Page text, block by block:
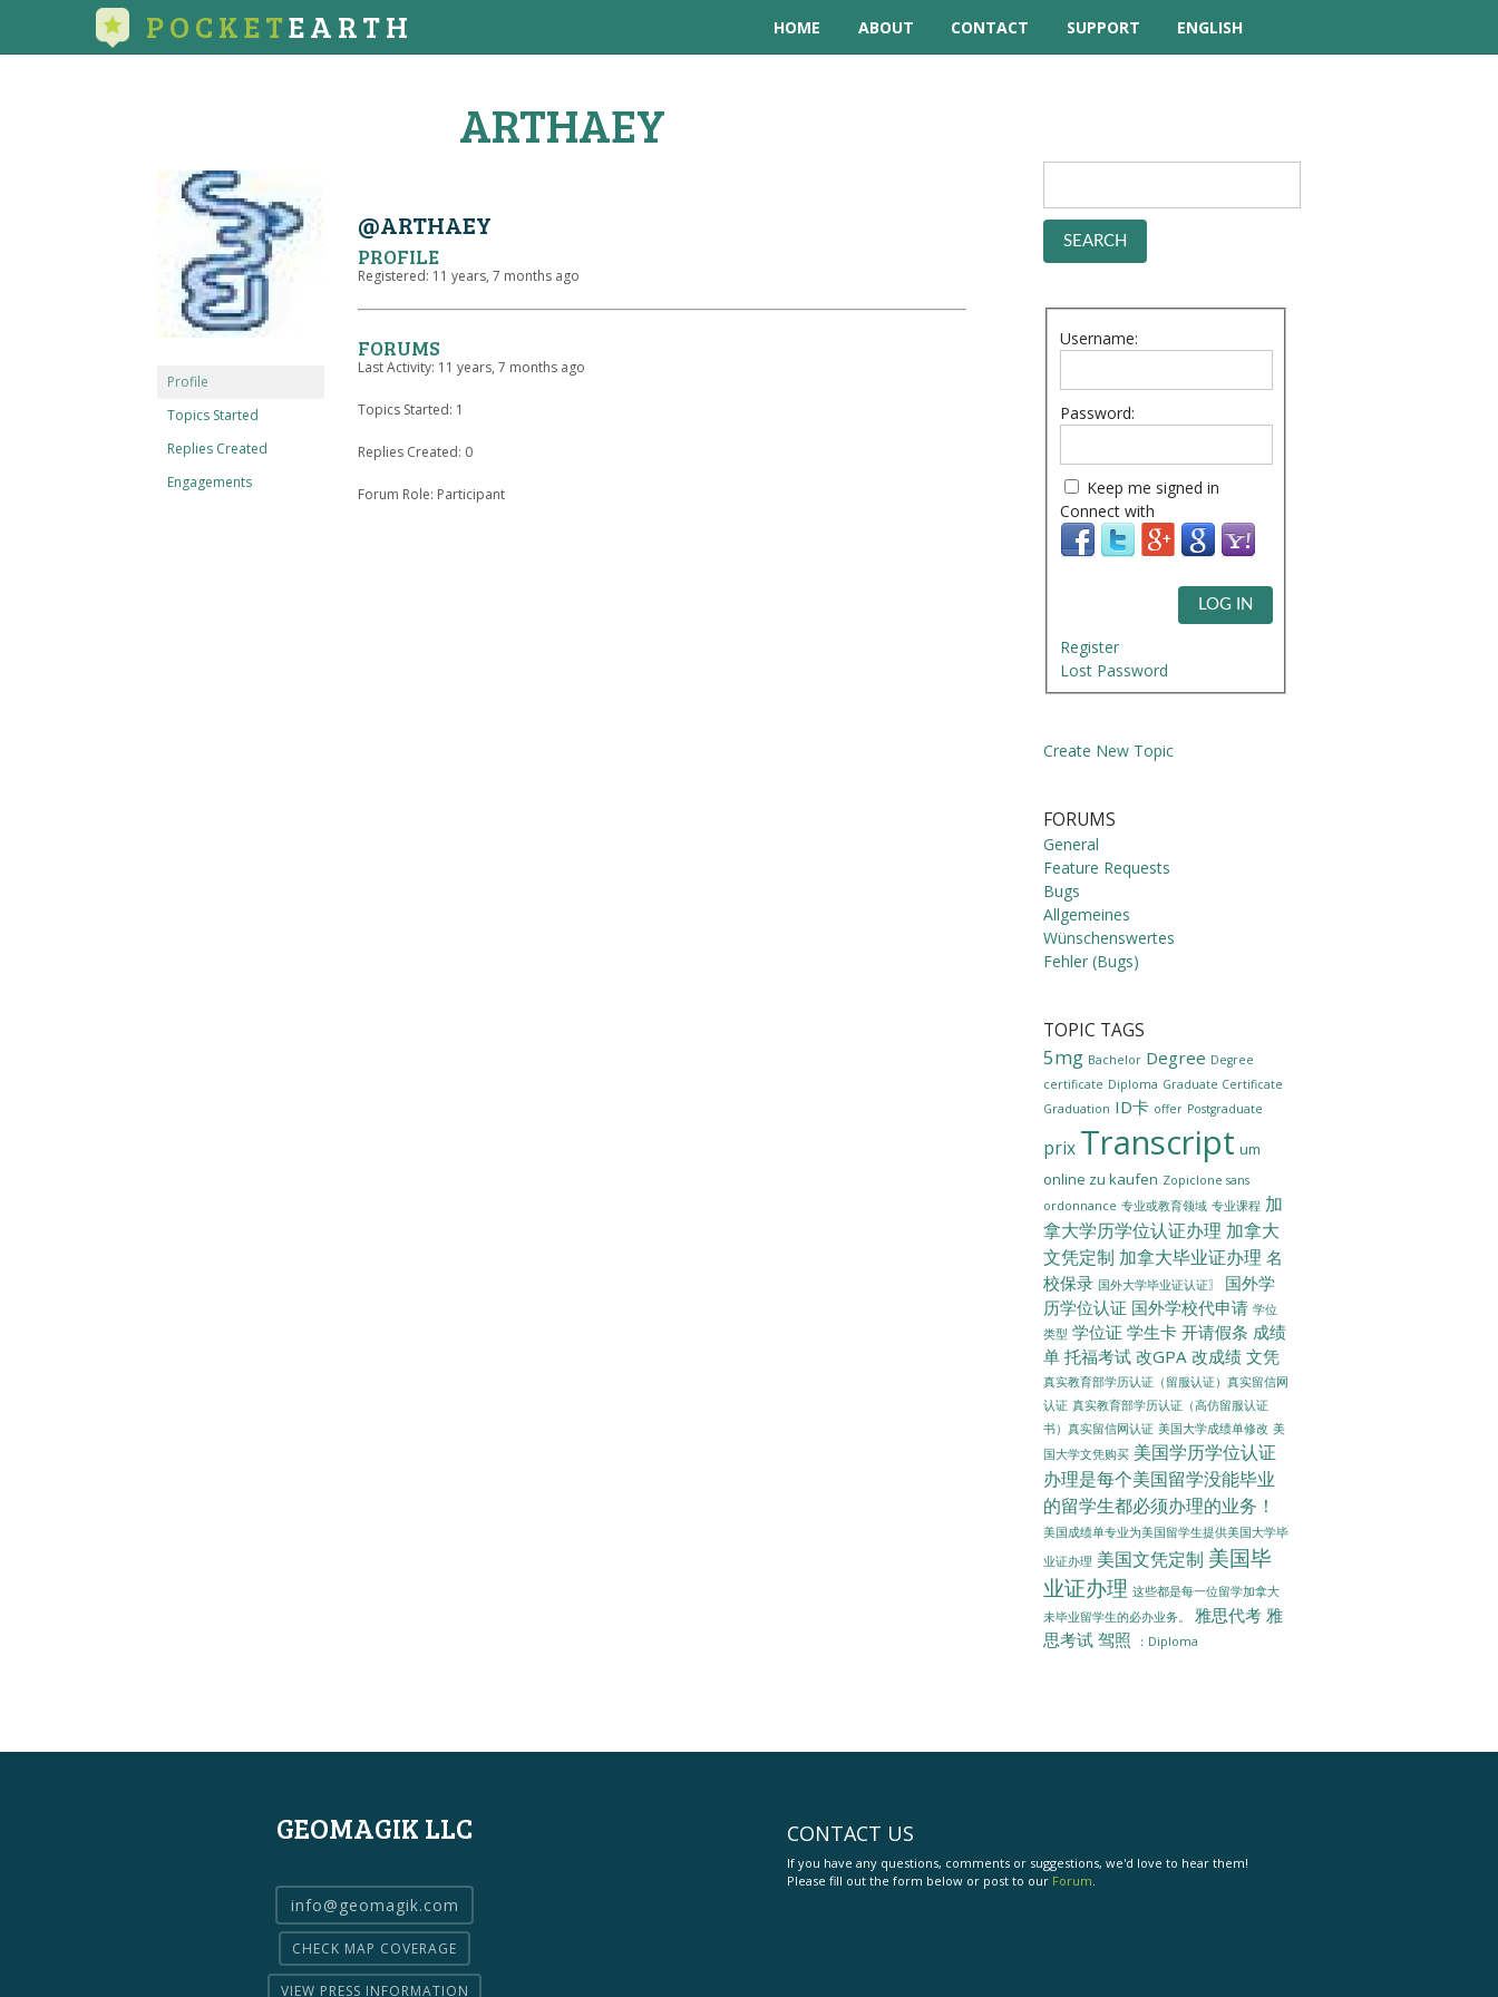
POCKETEARTH HOME ABOUT CONTACT
SUPPORT
TUTORIAL VIDEOS
QUESTIONS
FORUM
ENGLISH
SPANISH
ARTHAEY
Profile
Topics Started
Replies Created
Engagements
@ARTHAEY
PROFILE
Registered: 11 years, 7 months ago
FORUMS
Last Activity: 11 years, 7 months ago
Topics Started: 1
Replies Created: 0
Forum Role: Participant
Username:
Password:
Keep me signed in
Connect with
LOG IN
Register
Lost Password
Create New Topic
FORUMS
General
Feature Requests
Bugs
Allgemeines
Wünschenswertes
Fehler (Bugs)
TOPIC TAGS
5mg Bachelor Degree Degree
certificate Diploma Graduate Certificate
Graduation ID卡 offer Postgraduate
prix Transcript um
online zu kaufen Zopiclone sans
ordonnance 专业或教育领域 专业课程 加
拿大学历学位认证办理 加拿大
文凭定制 加拿大毕业证办理 名
校保录 国外大学毕业证认证〗
国外学
历学位认证 国外学校代申请 学位
类型 学位证 学生卡 开请假条 成绩
单 托福考试 改GPA 改成绩 文凭
真实教育部学历认证（留服认证）真实留信网
认证 真实教育部学历认证（高仿留服认证
书）真实留信网认证 美国大学成绩单修改 美
国大学文凭购买 美国学历学位认证
办理是每个美国留学没能毕业
的留学生都必须办理的业务！
美国成绩单专业为美国留学生提供美国大学毕
业证办理 美国文凭定制 美国毕
业证办理 这些都是每一位留学加拿大
未毕业留学生的必办业务。
雅思代考 雅
思考试 驾照 ：Diploma
GEOMAGIK LLC
info@geomagik.com
CHECK MAP COVERAGE
VIEW PRESS INFORMATION
CONTACT US
If you have any questions, comments or suggestions, we'd love to hear them!
Please fill out the form below or post to our Forum.